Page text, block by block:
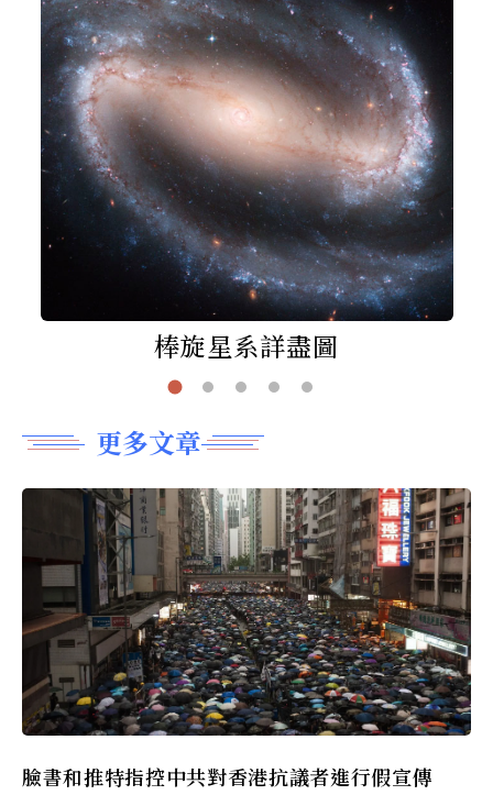
棒旋星系詳盡圖
更多文章
臉書和推特指控中共對香港抗議者進行假宣傳